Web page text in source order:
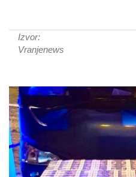
Izvor:
Vranjenews